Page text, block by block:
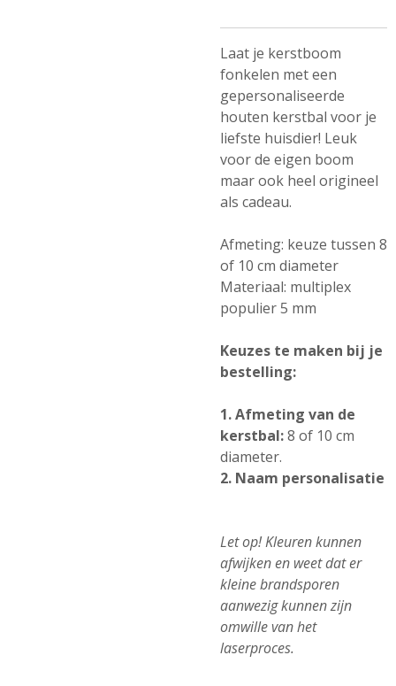
Laat je kerstboom
fonkelen met een
gepersonaliseerde
houten kerstbal voor je
liefste huisdier! Leuk
voor de eigen boom
maar ook heel origineel
als cadeau.
Afmeting: keuze tussen 8
of 10 cm diameter
Materiaal: multiplex
populier 5 mm
Keuzes te maken bij je
bestelling:
1. Afmeting van de
kerstbal:8 of 10 cm
diameter.
2. Naam personalisatie
Let op! Kleuren kunnen
afwijken en weet dat er
kleine brandsporen
aanwezig kunnen zijn
omwille van het
laserproces.